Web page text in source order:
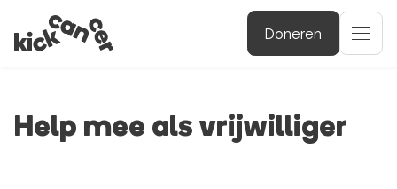
Doneren
Help mee als vrijwilliger